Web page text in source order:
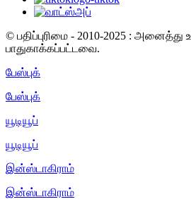
© பதிப்புரிமை - 2010-2025 : அனைத்து
பாதுகாக்கப்பட்டவை.
பேஸ்புக்
பேஸ்புக்
யூடியூப்
யூடியூப்
இன்ஸ்டாகிராம்
இன்ஸ்டாகிராம்